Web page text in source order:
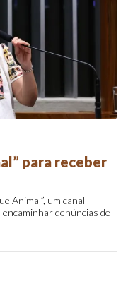
para receber
Animal”, um canal
denúncias de